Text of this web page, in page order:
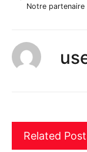
Related